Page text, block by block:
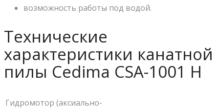
возможность работы под водой.
Технические
характеристики канатной
пилы Cedima CSA-1001 H
Гидромотор (аксиально-